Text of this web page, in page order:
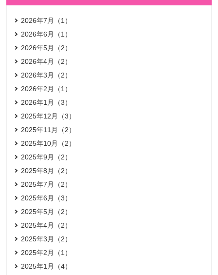
2026年7月（1）
2026年6月（1）
2026年5月（2）
2026年4月（2）
2026年3月（2）
2026年2月（1）
2026年1月（3）
2025年12月（3）
2025年11月（2）
2025年10月（2）
2025年9月（2）
2025年8月（2）
2025年7月（2）
2025年6月（3）
2025年5月（2）
2025年4月（2）
2025年3月（2）
2025年2月（1）
2025年1月（4）